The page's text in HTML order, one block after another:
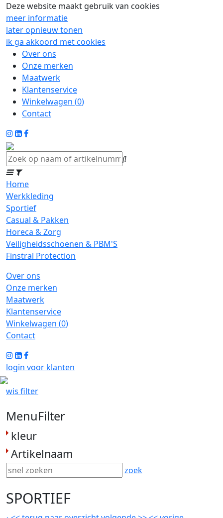
Deze website maakt gebruik van cookies
meer informatie
later opnieuw tonen
ik ga akkoord met cookies
Over ons
Onze merken
Maatwerk
Klantenservice
Winkelwagen (0)
Contact
Home
Werkkleding
Sportief
Casual & Pakken
Horeca & Zorg
Veiligheidsschoenen & PBM'S
Finstral Protection
Over ons
Onze merken
Maatwerk
Klantenservice
Winkelwagen (0)
Contact
login voor klanten
wis filter
MenuFilter
kleur
Artikelnaam
zoek
SPORTIEF